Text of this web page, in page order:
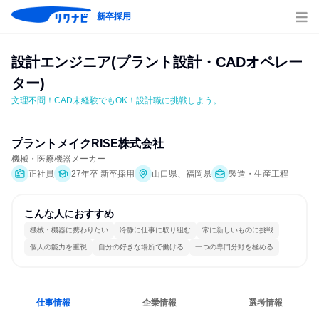
新卒採用
設計エンジニア(プラント設計・CADオペレー
ター)
文理不問！CAD未経験でもOK！設計職に挑戦しよう。
プラントメイクRISE株式会社
機械・医療機器メーカー
正社員
27年卒 新卒採用 山口県、福岡県 製造・生産工程
こんな人におすすめ
機械・機器に携わりたい 冷静に仕事に取り組む 常に新しいものに挑戦
個人の能力を重視 自分の好きな場所で働ける 一つの専門分野を極める
仕事情報 企業情報 選考情報